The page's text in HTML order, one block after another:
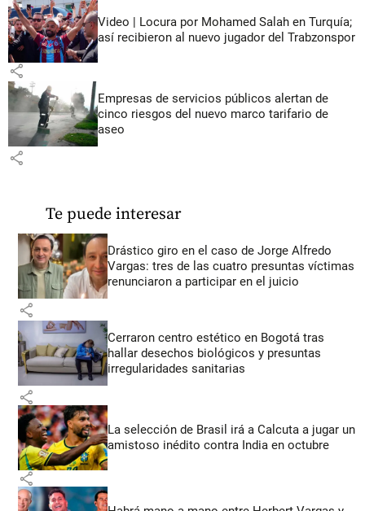
Video | Locura por Mohamed Salah en Turquía;
así recibieron al nuevo jugador del Trabzonspor
share
Empresas de servicios públicos alertan de
cinco riesgos del nuevo marco tarifario de
aseo
share
Te puede interesar
Drástico giro en el caso de Jorge Alfredo
Vargas: tres de las cuatro presuntas víctimas
renunciaron a participar en el juicio
share
Cerraron centro estético en Bogotá tras
hallar desechos biológicos y presuntas
irregularidades sanitarias
share
La selección de Brasil irá a Calcuta a jugar un
amistoso inédito contra India en octubre
share